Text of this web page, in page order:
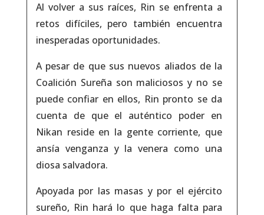
Al volver a sus raíces, Rin se enfrenta a
retos difíciles, pero también encuentra
inesperadas oportunidades.
A pesar de que sus nuevos aliados de la
Coalición Sureña son maliciosos y no se
puede confiar en ellos, Rin pronto se da
cuenta de que el auténtico poder en
Nikan reside en la gente corriente, que
ansía venganza y la venera como una
diosa salvadora.
Apoyada por las masas y por el ejército
sureño, Rin hará lo que haga falta para